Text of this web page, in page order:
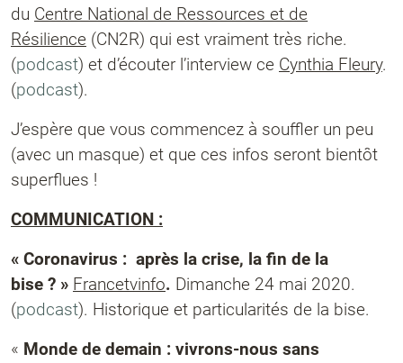
du Centre National de Ressources et de
Résilience (CN2R) qui est vraiment très riche.
(podcast) et d’écouter l’interview ce Cynthia Fleury.
(podcast).
J’espère que vous commencez à souffler un peu
(avec un masque) et que ces infos seront bientôt
superflues !
COMMUNICATION :
« Coronavirus : après la crise, la fin de la
bise ? » Francetvinfo. Dimanche 24 mai 2020.
(podcast). Historique et particularités de la bise.
« Monde de demain : vivrons-nous sans